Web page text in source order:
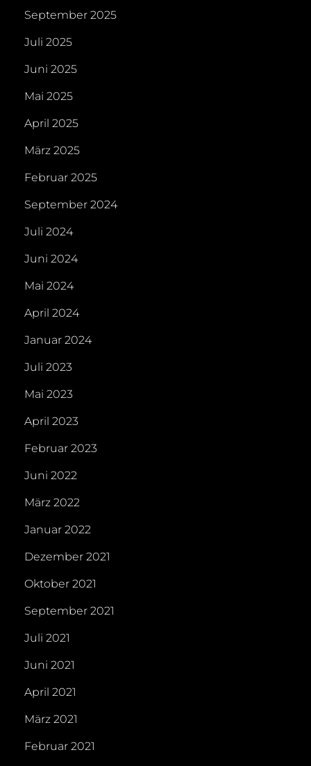
September 2025
Juli 2025
Juni 2025
Mai 2025
April 2025
März 2025
Februar 2025
September 2024
Juli 2024
Juni 2024
Mai 2024
April 2024
Januar 2024
Juli 2023
Mai 2023
April 2023
Februar 2023
Juni 2022
März 2022
Januar 2022
Dezember 2021
Oktober 2021
September 2021
Juli 2021
Juni 2021
April 2021
März 2021
Februar 2021